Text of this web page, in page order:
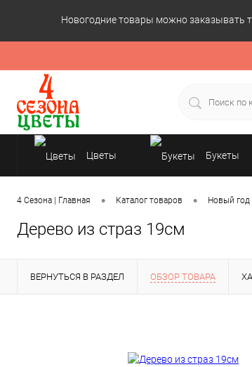
Новогодние товары можно заказывать
Цветы Букеты
Подарки
4 Сезона | Главная • Каталог товаров • Новый год
Дерево из страз 19см
ВЕРНУТЬСЯ В РАЗДЕЛ ОБЗОР ТОВАРА